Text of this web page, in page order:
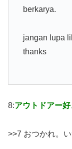
berkarya.
jangan lupa
thanks
8:アウトドアー好
>>7 おつかれ。